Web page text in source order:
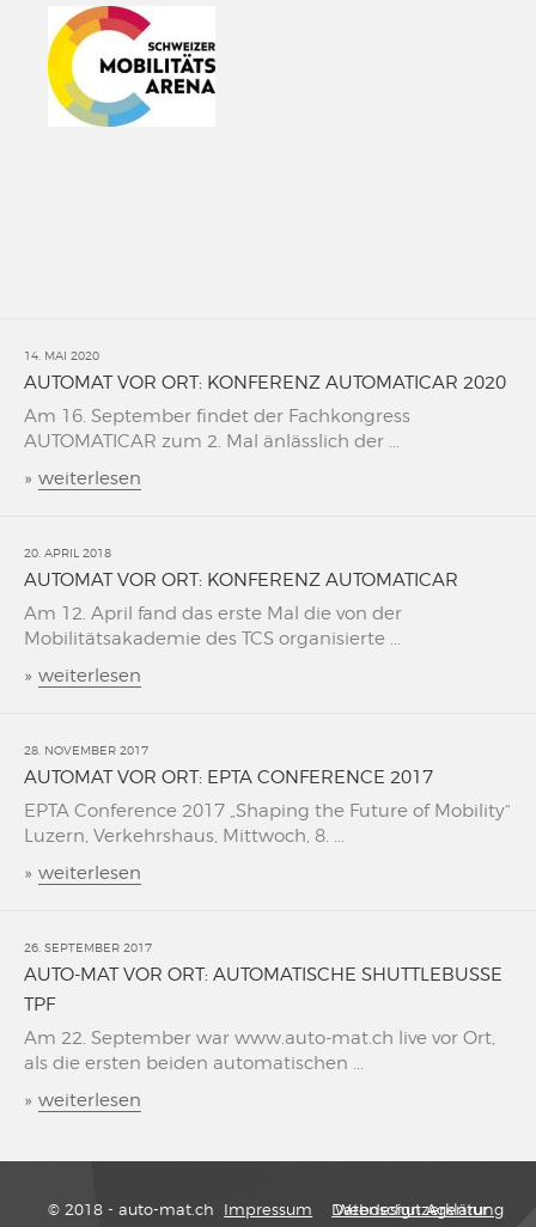
14. MAI 2020
AUTOMAT VOR ORT: KONFERENZ AUTOMATICAR 2020
Am 16. September findet der Fachkongress
AUTOMATICAR zum 2. Mal änlässlich der ...
» weiterlesen
20. APRIL 2018
AUTOMAT VOR ORT: KONFERENZ AUTOMATICAR
Am 12. April fand das erste Mal die von der
Mobilitätsakademie des TCS organisierte ...
» weiterlesen
28. NOVEMBER 2017
AUTOMAT VOR ORT: EPTA CONFERENCE 2017
EPTA Conference 2017 „Shaping the Future of Mobility“
Luzern, Verkehrshaus, Mittwoch, 8. ...
» weiterlesen
26. SEPTEMBER 2017
AUTO-MAT VOR ORT: AUTOMATISCHE SHUTTLEBUSSE
TPF
Am 22. September war www.auto-mat.ch live vor Ort,
als die ersten beiden automatischen ...
» weiterlesen
© 2018 - auto-mat.ch Impressum Datenschutzerklärung
Webdesign Agentur